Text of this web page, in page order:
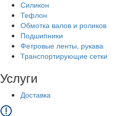
Силикон
Тефлон
Обмотка валов и роликов
Подшипники
Фетровые ленты, рукава
Транспортирующие сетки
Услуги
Доставка